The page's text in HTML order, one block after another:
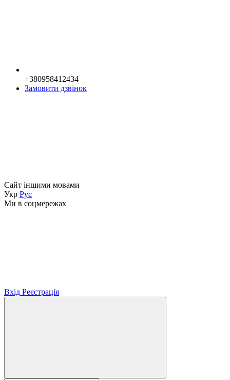
+380958412434
Замовити дзвінок
Сайт іншими мовами
Укр Рус
Ми в соцмережах
Вхід Реєстрація